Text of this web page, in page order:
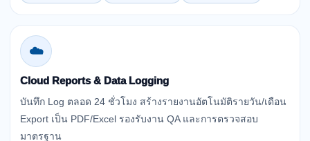
☁️
Cloud Reports & Data Logging
บันทึก Log ตลอด 24 ชั่วโมง สร้างรายงานอัตโนมัติรายวัน/เดือน
Export เป็น PDF/Excel รองรับงาน QA และการตรวจสอบ
มาตรฐาน